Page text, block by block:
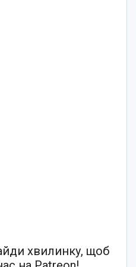
хвилинку, щоб